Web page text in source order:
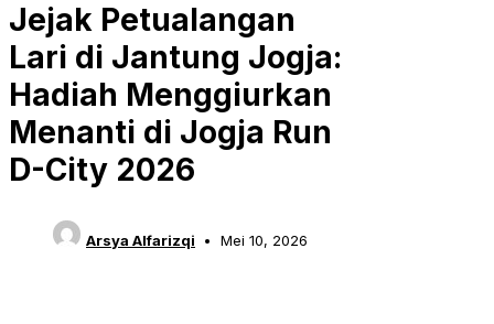
Jejak Petualangan
Lari di Jantung Jogja:
Hadiah Menggiurkan
Menanti di Jogja Run
D-City 2026
Arsya Alfarizqi Mei 10, 2026